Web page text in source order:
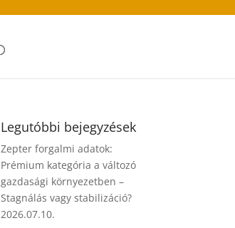
Legutóbbi bejegyzések
Zepter forgalmi adatok:
Prémium kategória a változó
gazdasági környezetben –
Stagnálás vagy stabilizáció?
2026.07.10.